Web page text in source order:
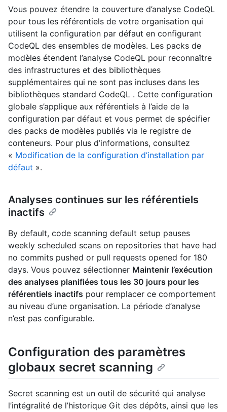
Vous pouvez étendre la couverture d’analyse CodeQL
pour tous les référentiels de votre organisation qui
utilisent la configuration par défaut en configurant
CodeQL des ensembles de modèles. Les packs de
modèles étendent l’analyse CodeQL pour reconnaître
des infrastructures et des bibliothèques
supplémentaires qui ne sont pas incluses dans les
bibliothèques standard CodeQL . Cette configuration
globale s’applique aux référentiels à l’aide de la
configuration par défaut et vous permet de spécifier
des packs de modèles publiés via le registre de
conteneurs. Pour plus d’informations, consultez
« Modification de la configuration d’installation par
défaut ».
Analyses continues sur les référentiels
inactifs
By default, code scanning default setup pauses
weekly scheduled scans on repositories that have had
no commits pushed or pull requests opened for 180
days. Vous pouvez sélectionner Maintenir l’exécution
des analyses planifiées tous les 30 jours pour les
référentiels inactifs pour remplacer ce comportement
au niveau d’une organisation. La période d’analyse
n’est pas configurable.
Configuration des paramètres
globaux secret scanning
Secret scanning est un outil de sécurité qui analyse
l’intégralité de l’historique Git des dépôts, ainsi que les